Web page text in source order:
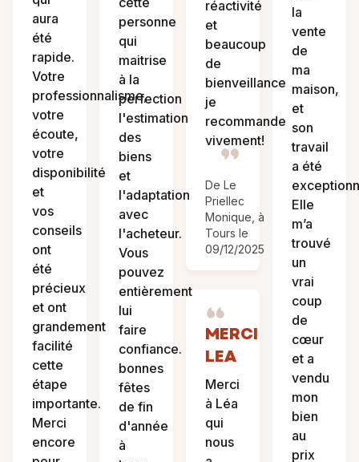
aura
été
rapide.
Votre
professionnalisme,
votre
écoute,
votre
disponibilité
et
vos
conseils
ont
été
précieux
et ont
grandement
facilité
cette
étape
importante.
Merci
encore
personne
qui
maitrise
à la
perfection
l'estimation
des
biens
et
l'adaptation
avec
l'acheteur.
Vous
pouvez
entièrement
lui
faire
confiance.
bonnes
fêtes
de fin
d'année
à
réactivité
et
beaucoup
de
bienveillance
je
recommande
vivement!
De Le
Priellec
Monique, à
Tours le
09/12/2025
MERCI
LEA
Merci
à Léa
qui
nous
la
vente
de
ma
maison,
et
son
travail
a été
Elle
m’a
trouvé
un
vrai
coup
de
cœur
et a
vendu
mon
bien
au
prix